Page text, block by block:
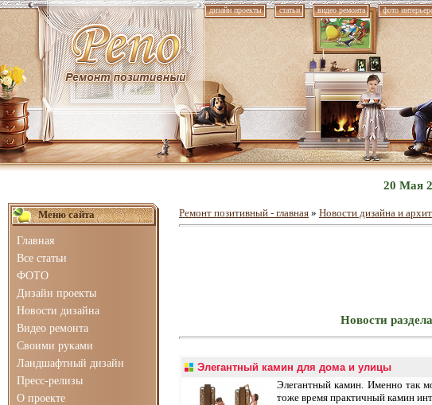
дизайн проекты статьи видео ремонта фото
20 Мая
Меню сайта
Главная
Все статьи
ФОТО
Дизайн проекты
Новости дизайна
Видео ремонта
Своими руками
Ландшафтный дизайн
Пресс-релизы
О проекте
Ремонт позитивный - главная » Новости дизайна и
Новости
Элегантный камин для дома и улицы
Элегантный камин. Именно так
тоже время практичный камин